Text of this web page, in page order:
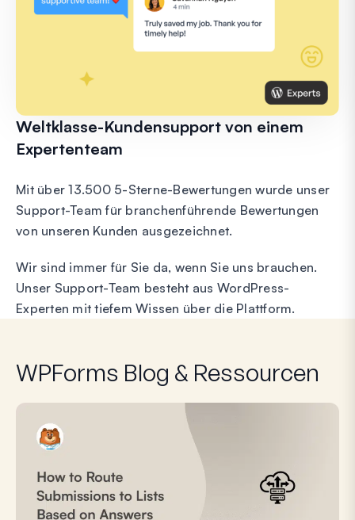
Weltklasse-Kundensupport von einem
Expertenteam
Mit über 13.500 5-Sterne-Bewertungen wurde unser
Support-Team für branchenführende Bewertungen
von unseren Kunden ausgezeichnet.
Wir sind immer für Sie da, wenn Sie uns brauchen.
Unser Support-Team besteht aus WordPress-
Experten mit tiefem Wissen über die Plattform.
WPForms Blog & Ressourcen